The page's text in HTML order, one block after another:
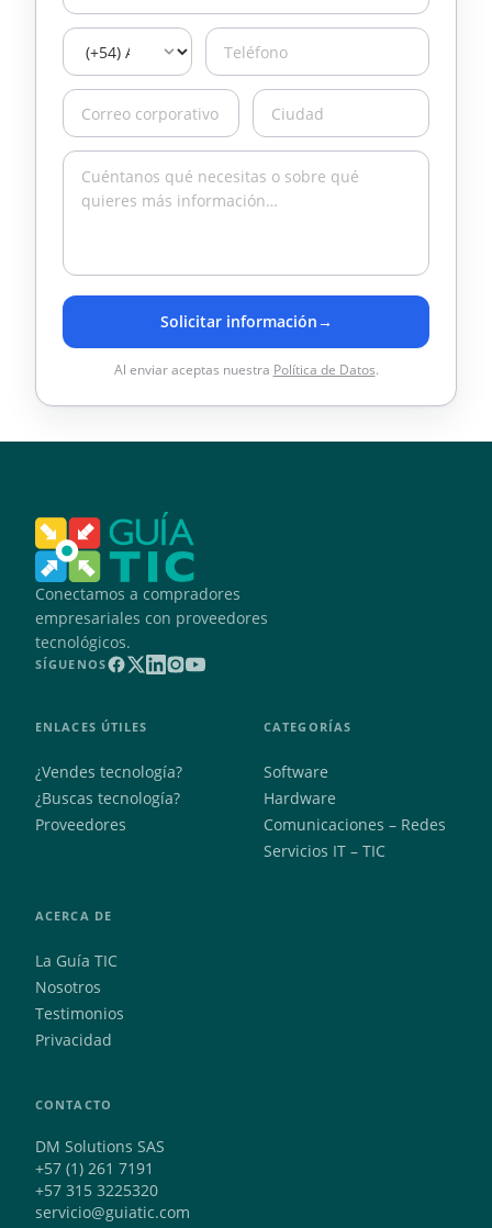
Solicitar información→
Al enviar aceptas nuestra Política de Datos.
Conectamos a compradores
empresariales con proveedores
tecnológicos.
SÍGUENOS
ENLACES ÚTILES
¿Vendes tecnología?
¿Buscas tecnología?
Proveedores
CATEGORÍAS
Software
Hardware
Comunicaciones – Redes
Servicios IT – TIC
ACERCA DE
La Guía TIC
Nosotros
Testimonios
Privacidad
CONTACTO
DM Solutions SAS
+57 (1) 261 7191
+57 315 3225320
servicio@guiatic.com